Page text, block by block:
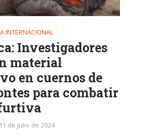
INTERNACIONAL
Investigadores
material
en cuernos de
para combatir
11 de julio de 2024